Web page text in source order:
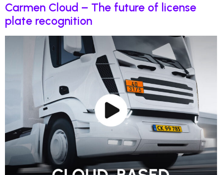
Carmen Cloud – The future of license
plate recognition